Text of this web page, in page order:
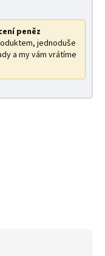
peněz
jednoduše
a my vám vrátíme